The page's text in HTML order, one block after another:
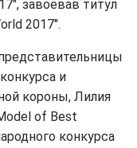
завоевав титул
2017".
и
короны, Лилия
of Best
конкурса